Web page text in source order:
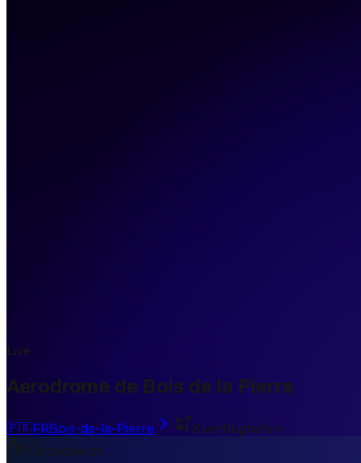
Live
Aerodrome de Bois de la Pierre
🇫🇷FRBois-de-la-Pierre
Kleinflughafen
Kurzantwort